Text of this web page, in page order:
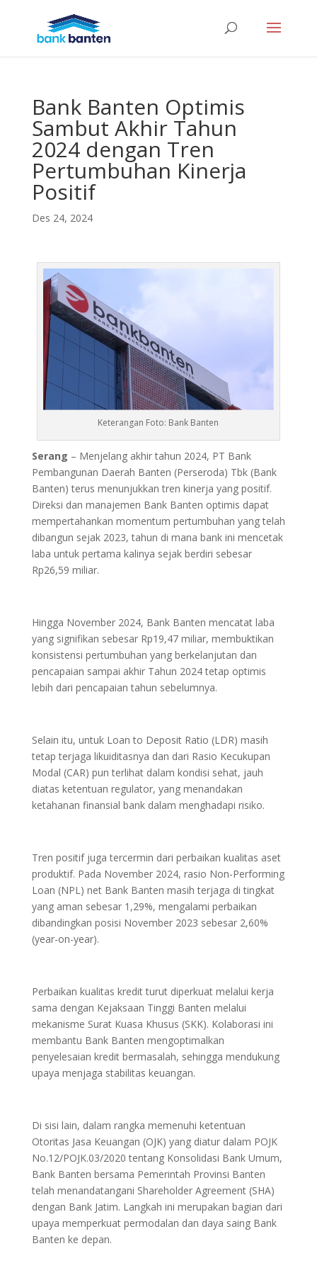
Bank Banten Optimis
Sambut Akhir Tahun
2024 dengan Tren
Pertumbuhan Kinerja
Positif
Des 24, 2024
Keterangan Foto: Bank Banten
Serang – Menjelang akhir tahun 2024, PT Bank
Pembangunan Daerah Banten (Perseroda) Tbk (Bank
Banten) terus menunjukkan tren kinerja yang positif.
Direksi dan manajemen Bank Banten optimis dapat
mempertahankan momentum pertumbuhan yang telah
dibangun sejak 2023, tahun di mana bank ini mencetak
laba untuk pertama kalinya sejak berdiri sebesar
Rp26,59 miliar.
Hingga November 2024, Bank Banten mencatat laba
yang signifikan sebesar Rp19,47 miliar, membuktikan
konsistensi pertumbuhan yang berkelanjutan dan
pencapaian sampai akhir Tahun 2024 tetap optimis
lebih dari pencapaian tahun sebelumnya.
Selain itu, untuk Loan to Deposit Ratio (LDR) masih
tetap terjaga likuiditasnya dan dari Rasio Kecukupan
Modal (CAR) pun terlihat dalam kondisi sehat, jauh
diatas ketentuan regulator, yang menandakan
ketahanan finansial bank dalam menghadapi risiko.
Tren positif juga tercermin dari perbaikan kualitas aset
produktif. Pada November 2024, rasio Non-Performing
Loan (NPL) net Bank Banten masih terjaga di tingkat
yang aman sebesar 1,29%, mengalami perbaikan
dibandingkan posisi November 2023 sebesar 2,60%
(year-on-year).
Perbaikan kualitas kredit turut diperkuat melalui kerja
sama dengan Kejaksaan Tinggi Banten melalui
mekanisme Surat Kuasa Khusus (SKK). Kolaborasi ini
membantu Bank Banten mengoptimalkan
penyelesaian kredit bermasalah, sehingga mendukung
upaya menjaga stabilitas keuangan.
Di sisi lain, dalam rangka memenuhi ketentuan
Otoritas Jasa Keuangan (OJK) yang diatur dalam POJK
No.12/POJK.03/2020 tentang Konsolidasi Bank Umum,
Bank Banten bersama Pemerintah Provinsi Banten
telah menandatangani Shareholder Agreement (SHA)
dengan Bank Jatim. Langkah ini merupakan bagian dari
upaya memperkuat permodalan dan daya saing Bank
Banten ke depan.